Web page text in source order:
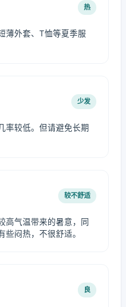
热
薄外套、T恤等夏季服
少发
率较低。但请避免长期
较不舒适
高气温带来的暑意，同
些闷热，不很舒适。
良